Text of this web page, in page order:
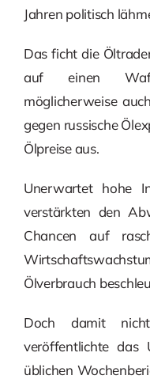
Jahren politisch
Das ficht die
auf einen
möglicherweise
gegen russische
Ölpreise aus.
Unerwartet hohe
verstärkten den
Chancen auf
Ölverbrauch
Doch damit
veröffentlichte das
üblichen